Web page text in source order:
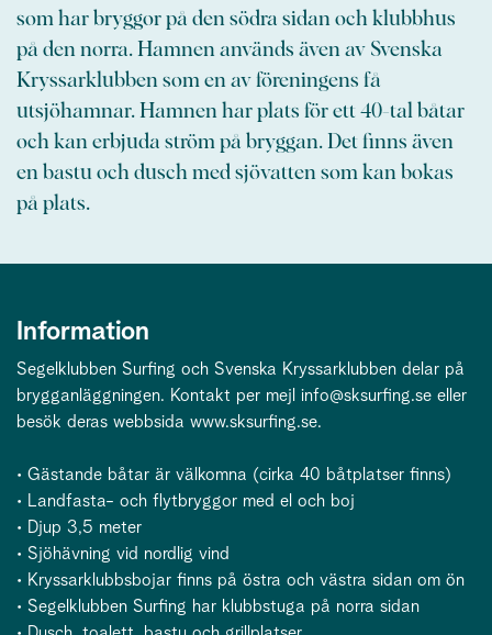
som har bryggor på den södra sidan och klubbhus
på den norra. Hamnen används även av Svenska
Kryssarklubben som en av föreningens få
utsjöhamnar. Hamnen har plats för ett 40-tal båtar
och kan erbjuda ström på bryggan. Det finns även
en bastu och dusch med sjövatten som kan bokas
på plats.
Information
Segelklubben Surfing och Svenska Kryssarklubben delar på
brygganläggningen. Kontakt per mejl info@sksurfing.se eller
besök deras webbsida www.sksurfing.se.
• Gästande båtar är välkomna (cirka 40 båtplatser finns)
• Landfasta- och flytbryggor med el och boj
• Djup 3,5 meter
• Sjöhävning vid nordlig vind
• Kryssarklubbsbojar finns på östra och västra sidan om ön
• Segelklubben Surfing har klubbstuga på norra sidan